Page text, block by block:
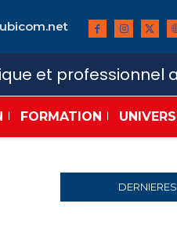
et professionnel
FORMATION